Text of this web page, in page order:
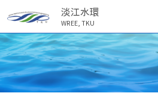
淡江水環
WREE, TKU